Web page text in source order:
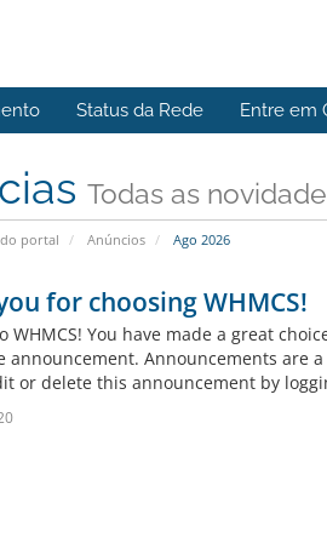
Status da Rede Entre em
Todas as
portal Anúncios Ago 2026
for choosing WHMCS!
WHMCS! You have made a great
announcement. Announcements are
or delete this announcement by